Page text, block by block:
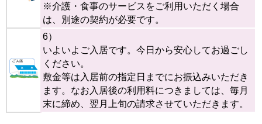
※介護・食事のサービスをご利用いただく場合
は、別途の契約が必要です。
6）
いよいよご入居です。今日から安心してお過ごし
ください。
敷金等は入居前の指定日までにお振込みいただき
ます。なお入居後の利用料につきましては、毎月
末に締め、翌月上旬の請求させていただきます。